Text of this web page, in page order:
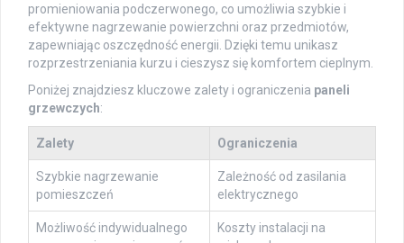
promieniowania podczerwonego, co umożliwia szybkie i
efektywne nagrzewanie powierzchni oraz przedmiotów,
zapewniając oszczędność energii. Dzięki temu unikasz
rozprzestrzeniania kurzu i cieszysz się komfortem cieplnym.
Poniżej znajdziesz kluczowe zalety i ograniczenia paneli
grzewczych:
Zalety Ograniczenia
Szybkie nagrzewanie
pomieszczeń
Zależność od zasilania
elektrycznego
Możliwość indywidualnego
Koszty instalacji na